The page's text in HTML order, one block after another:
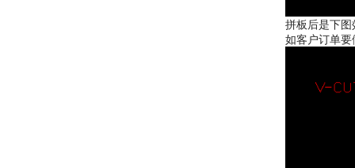
拼板后是下
如客户订单